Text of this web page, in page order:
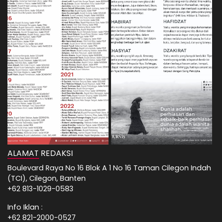
ALAMAT REDAKSI
Boulevard Raya No 16 Blok A 1 No 16 Taman Cilegon Indah
(TCI), Cilegon, Banten
+62 813-1029-0583
Info Iklan :
+62 821-2000-0527